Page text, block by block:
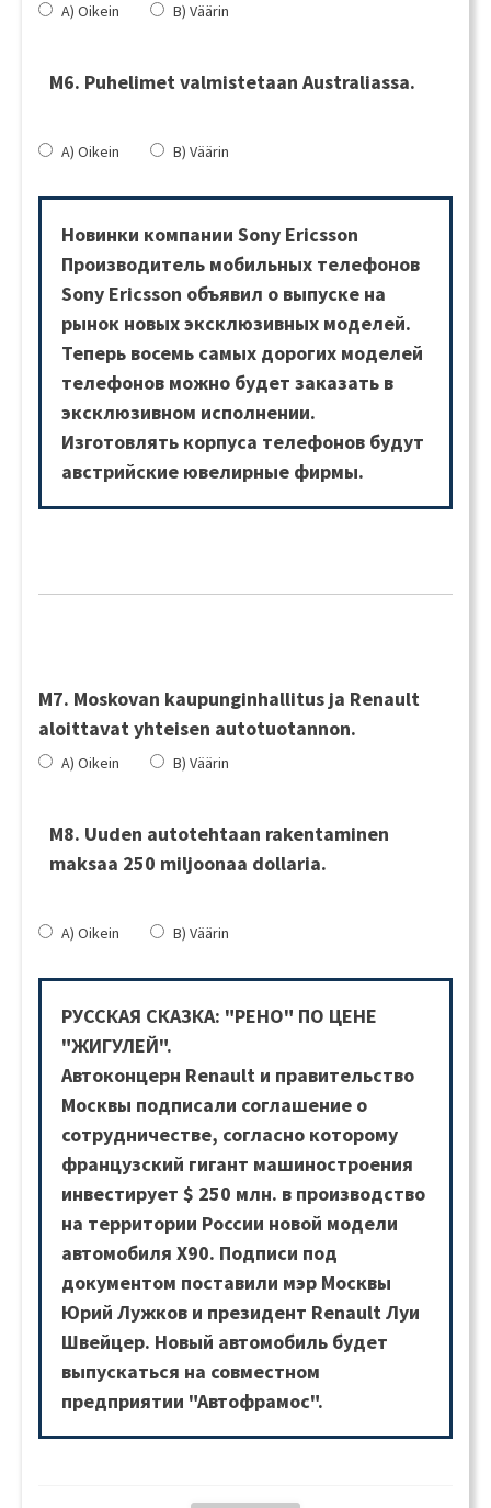
A) Oikein B) Väärin
M6. Puhelimet valmistetaan Australiassa.
A) Oikein B) Väärin
Новинки компании Sony Ericsson
Производитель мобильных телефонов
Sony Ericsson объявил о выпуске на
рынок новых эксклюзивных моделей.
Теперь восемь самых дорогих моделей
телефонов можно будет заказать в
эксклюзивном исполнении.
Изготовлять корпуса телефонов будут
австрийские ювелирные фирмы.
M7. Moskovan kaupunginhallitus ja Renault
aloittavat yhteisen autotuotannon.
A) Oikein B) Väärin
M8. Uuden autotehtaan rakentaminen
maksaa 250 miljoonaa dollaria.
A) Oikein B) Väärin
РУССКАЯ СКАЗКА: "РЕНО" ПО ЦЕНЕ
"ЖИГУЛЕЙ".
Автоконцерн Renault и правительство
Москвы подписали соглашение о
сотрудничестве, согласно которому
французский гигант машиностроения
инвестирует $ 250 млн. в производство
на территории России новой модели
автомобиля X90. Подписи под
документом поставили мэр Москвы
Юрий Лужков и президент Renault Луи
Швейцер. Новый автомобиль будет
выпускаться на совместном
предприятии "Автофрамос".